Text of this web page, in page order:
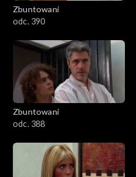
Zbuntowani
odc. 390
Zbuntowani
odc. 388